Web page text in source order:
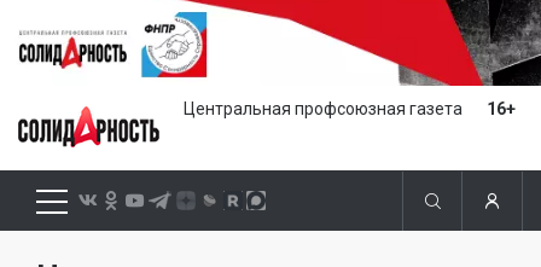
Центральная профсоюзная газета 16+